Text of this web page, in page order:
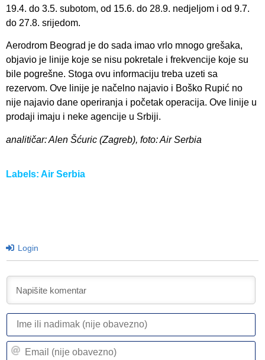
19.4. do 3.5. subotom, od 15.6. do 28.9. nedjeljom i od 9.7.
do 27.8. srijedom.
Aerodrom Beograd je do sada imao vrlo mnogo grešaka,
objavio je linije koje se nisu pokretale i frekvencije koje su
bile pogrešne. Stoga ovu informaciju treba uzeti sa
rezervom. Ove linije je načelno najavio i Boško Rupić no
nije najavio dane operiranja i početak operacija. Ove linije u
prodaji imaju i neke agencije u Srbiji.
analitičar: Alen Šćuric (Zagreb), foto: Air Serbia
Labels: Air Serbia
Login